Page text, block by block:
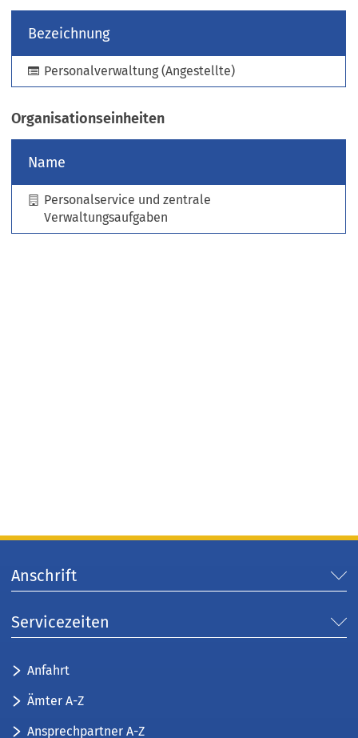
e
n
T
a
)
Bezeichnung
Personalverwaltung (Angestellte)
Organisationseinheiten
Name
Personalservice und zentrale
Verwaltungsaufgaben
Anschrift
Servicezeiten
Anfahrt
Ämter A-Z
Ansprechpartner A-Z